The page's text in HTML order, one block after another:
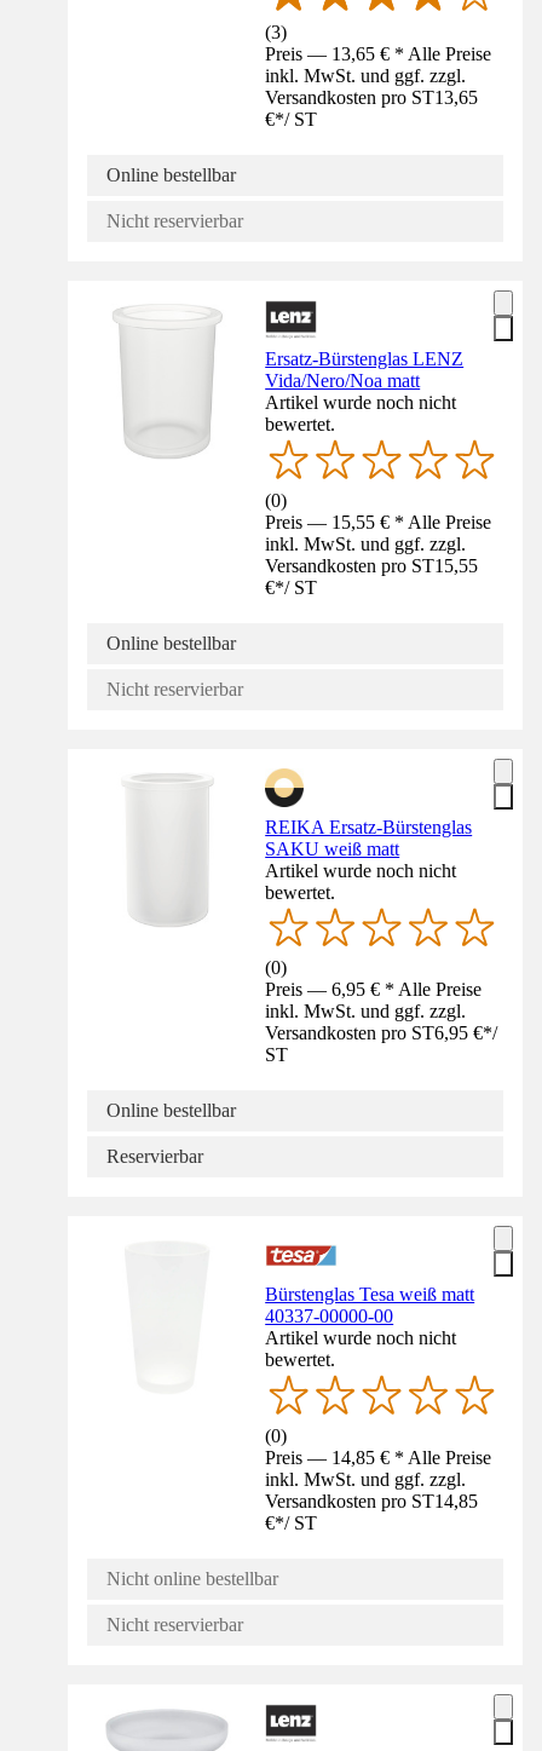
(3)
Preis — 13,65 € * Alle Preise
inkl. MwSt. und ggf. zzgl.
Versandkosten pro ST13,65
€*/ ST
Online bestellbar
Nicht reservierbar
Ersatz-Bürstenglas LENZ
Vida/Nero/Noa matt
Artikel wurde noch nicht
bewertet.
(0)
Preis — 15,55 € * Alle Preise
inkl. MwSt. und ggf. zzgl.
Versandkosten pro ST15,55
€*/ ST
Online bestellbar
Nicht reservierbar
REIKA Ersatz-Bürstenglas
SAKU weiß matt
Artikel wurde noch nicht
bewertet.
(0)
Preis — 6,95 € * Alle Preise
inkl. MwSt. und ggf. zzgl.
Versandkosten pro ST6,95 €*/
ST
Online bestellbar
Reservierbar
Bürstenglas Tesa weiß matt
40337-00000-00
Artikel wurde noch nicht
bewertet.
(0)
Preis — 14,85 € * Alle Preise
inkl. MwSt. und ggf. zzgl.
Versandkosten pro ST14,85
€*/ ST
Nicht online bestellbar
Nicht reservierbar